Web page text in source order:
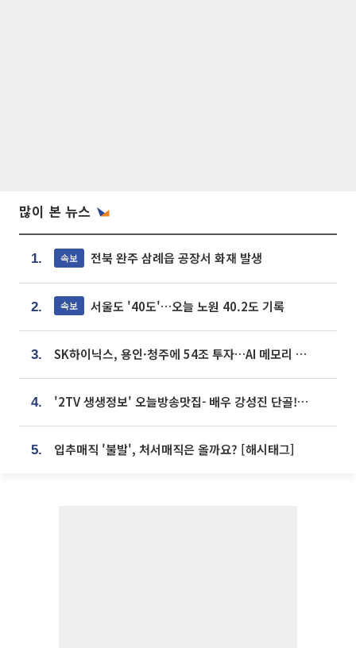
많이 본 뉴스
1. 속보 전북 완주 삼례읍 공장서 화재 발생
2. 속보 서울도 '40도'…오늘 노원 40.2도 기록
3. SK하이닉스, 용인·청주에 54조 투자…AI 메모리 생산기지 키운다
4. '2TV 생생정보' 오늘방송맛집- 배우 강성진 단골! 쌀국수ㆍ푸팟퐁 커리 맛집 '블○○○'
5. 입추매직 '불발', 처서매직은 올까요? [해시태그]